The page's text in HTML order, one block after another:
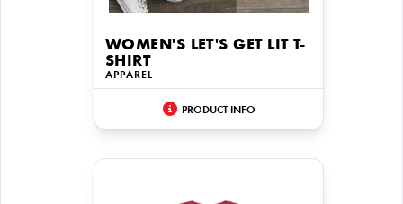
WOMEN'S LET'S GET LIT T-
SHIRT
APPAREL
PRODUCT INFO